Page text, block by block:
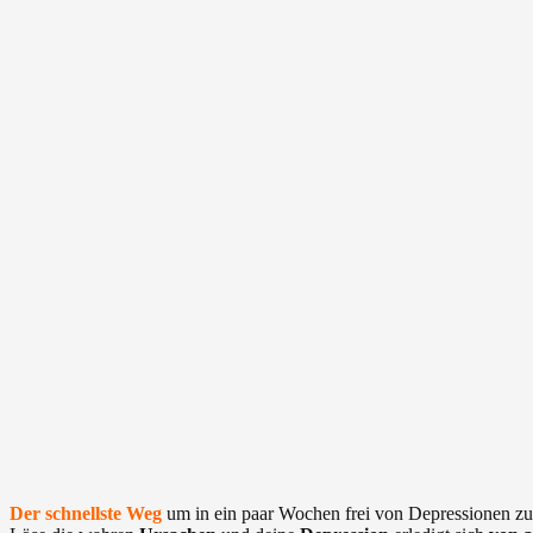
Der schnellste Weg um in ein paar Wochen frei von Depressionen